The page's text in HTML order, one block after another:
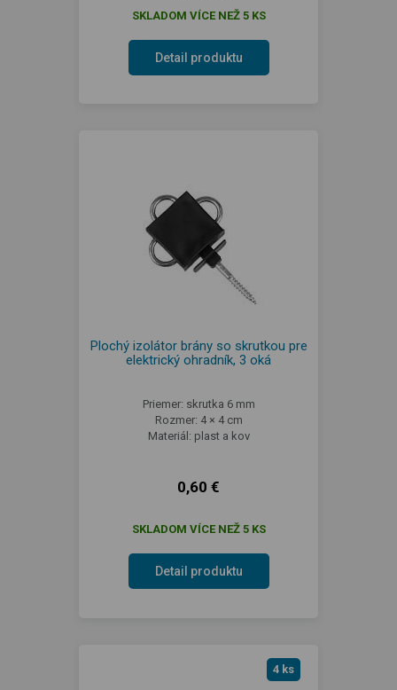
SKLADOM VÍCE NEŽ 5 KS
Detail produktu
Plochý izolátor brány so skrutkou pre
elektrický ohradník, 3 oká
Priemer: skrutka 6 mm
Rozmer: 4 × 4 cm
Materiál: plast a kov
0,60 €
SKLADOM VÍCE NEŽ 5 KS
Detail produktu
4 ks